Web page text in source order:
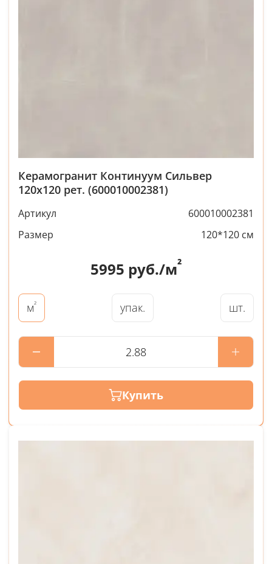
Керамогранит Континуум Сильвер
120x120 рет. (600010002381)
Артикул
600010002381
Размер
120*120 см
5995 руб./м²
м² упак. шт.
Купить